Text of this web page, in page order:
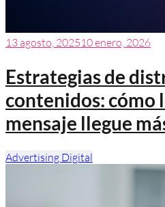
13 agosto, 202510 enero, 2026
Estrategias de
contenidos: cómo
mensaje llegue
Advertising Digital